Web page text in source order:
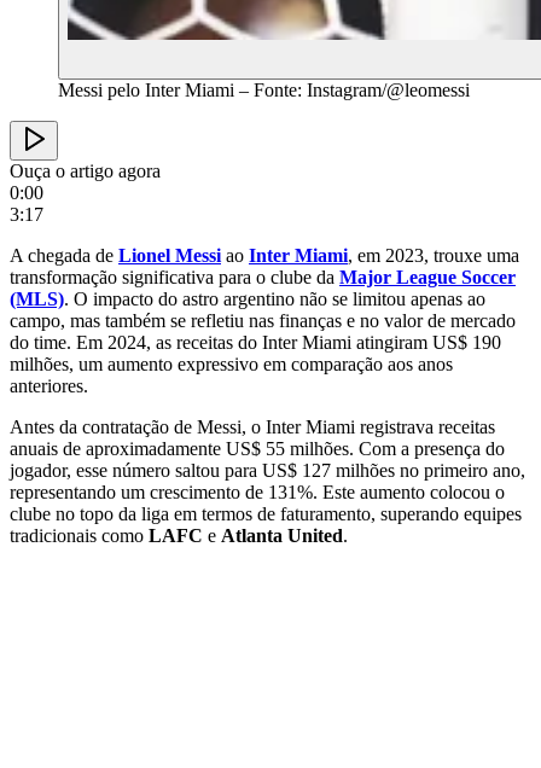
Messi pelo Inter Miami – Fonte: Instagram/@leomessi
Ouça o artigo agora
0:00
3:17
A chegada de Lionel Messi ao Inter Miami, em 2023, trouxe uma
transformação significativa para o clube da Major League Soccer
(MLS). O impacto do astro argentino não se limitou apenas ao
campo, mas também se refletiu nas finanças e no valor de mercado
do time. Em 2024, as receitas do Inter Miami atingiram US$ 190
milhões, um aumento expressivo em comparação aos anos
anteriores.
Antes da contratação de Messi, o Inter Miami registrava receitas
anuais de aproximadamente US$ 55 milhões. Com a presença do
jogador, esse número saltou para US$ 127 milhões no primeiro ano,
representando um crescimento de 131%. Este aumento colocou o
clube no topo da liga em termos de faturamento, superando equipes
tradicionais como LAFC e Atlanta United.